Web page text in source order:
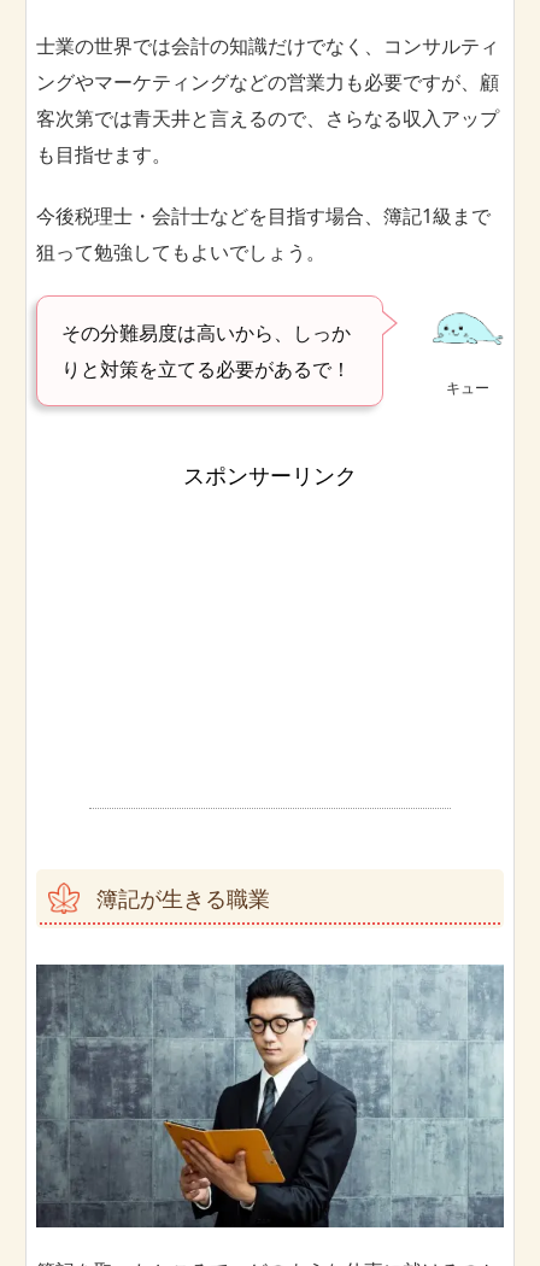
士業の世界では会計の知識だけでなく、コンサルティ
ングやマーケティングなどの営業力も必要ですが、顧
客次第では青天井と言えるので、さらなる収入アップ
も目指せます。
今後税理士・会計士などを目指す場合、簿記1級まで
狙って勉強してもよいでしょう。
キュー
その分難易度は高いから、しっか
りと対策を立てる必要があるで！
スポンサーリンク
簿記が生きる職業